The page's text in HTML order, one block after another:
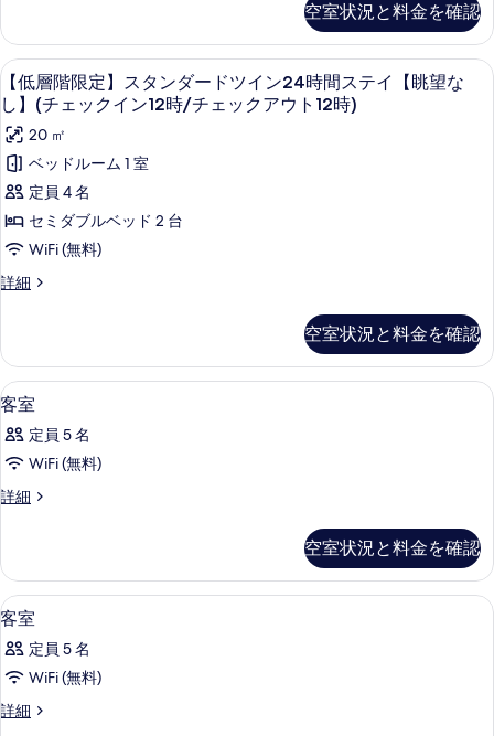
べ
て
の
写
真
を
表
示
す
る
和
洋
室
の
詳
細
空室状況と料金を確認
【低
層
階
限
定】
ス
タ
ン
ド
ツ
イ
ン
24
時
テ
イ
【眺
望
な
羽毛の掛け布団、デスク、ノートパ
12
【低層階限定】スタンダードツイン24時間ステイ【眺望な
し】(チェックイン12時/チェックアウト12時)
20 ㎡
ベッドルーム 1 室
定員 4 名
セミダブルベッド 2 台
WiFi (無料)
詳細
【低
定】
ス
タ
ダ
ー
ツ
時
間
ス
テ
イ
【眺
望
な
空室状況と料金を確認
客
室
の
べ
の
写
真
を
表
示
羽毛の掛け布団、デスク、ノートパ
1
客室
定員 5 名
WiFi (無料)
詳細
客
細
空室状況と料金を確認
客
室
の
べ
羽毛の掛け布団、デスク、ノートパ
1
客室
定員 5 名
WiFi (無料)
詳細
客